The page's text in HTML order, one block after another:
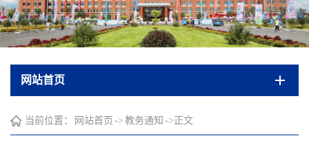
网站首页
当前位置： 网站首页 -> 教务通知 -> 正文